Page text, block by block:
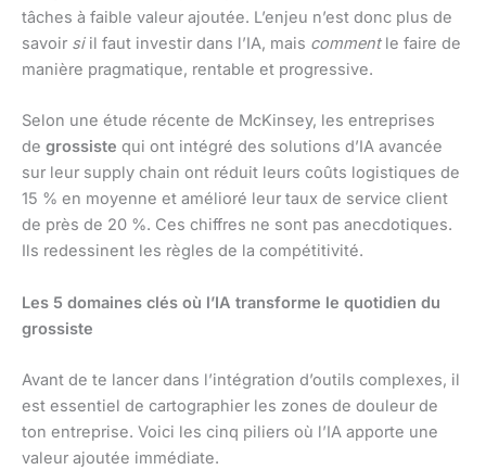
tâches à faible valeur ajoutée. L’enjeu n’est donc plus de
savoir siil faut investir dans l’IA, mais commentle faire de
manière pragmatique, rentable et progressive.
Selon une étude récente de McKinsey, les entreprises
de grossiste qui ont intégré des solutions d’IA avancée
sur leur supply chain ont réduit leurs coûts logistiques de
15 % en moyenne et amélioré leur taux de service client
de près de 20 %. Ces chiffres ne sont pas anecdotiques.
Ils redessinent les règles de la compétitivité.
Les 5 domaines clés où l’IA transforme le quotidien du
grossiste
Avant de te lancer dans l’intégration d’outils complexes, il
est essentiel de cartographier les zones de douleur de
ton entreprise. Voici les cinq piliers où l’IA apporte une
valeur ajoutée immédiate.